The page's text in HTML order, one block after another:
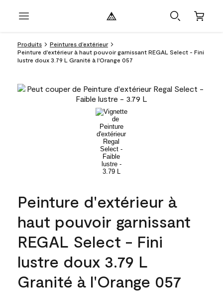
Produits
Peintures d’extérieur
Peinture d'extérieur à haut pouvoir garnissant REGAL Select - Fini
lustre doux 3.79 L Granité à l'Orange 057
Peinture d'extérieur à
haut pouvoir garnissant
REGAL Select - Fini
lustre doux 3.79 L
Granité à l'Orange 057